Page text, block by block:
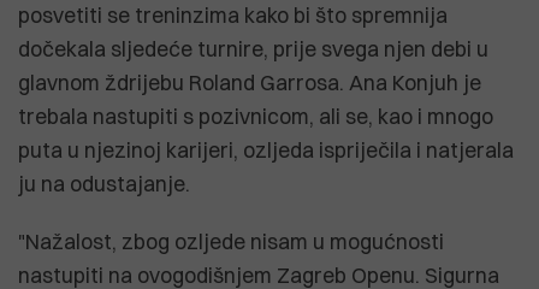
posvetiti se treninzima kako bi što spremnija
dočekala sljedeće turnire, prije svega njen debi u
glavnom ždrijebu Roland Garrosa. Ana Konjuh je
trebala nastupiti s pozivnicom, ali se, kao i mnogo
puta u njezinoj karijeri, ozljeda ispriječila i natjerala
ju na odustajanje.
"Nažalost, zbog ozljede nisam u mogućnosti
nastupiti na ovogodišnjem Zagreb Openu. Sigurna